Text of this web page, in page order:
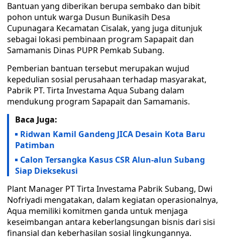
Bantuan yang diberikan berupa sembako dan bibit
pohon untuk warga Dusun Bunikasih Desa
Cupunagara Kecamatan Cisalak, yang juga ditunjuk
sebagai lokasi pembinaan program Sapapait dan
Samamanis Dinas PUPR Pemkab Subang.
Pemberian bantuan tersebut merupakan wujud
kepedulian sosial perusahaan terhadap masyarakat,
Pabrik PT. Tirta Investama Aqua Subang dalam
mendukung program Sapapait dan Samamanis.
Baca Juga:
Ridwan Kamil Gandeng JICA Desain Kota Baru
Patimban
Calon Tersangka Kasus CSR Alun-alun Subang
Siap Dieksekusi
Plant Manager PT Tirta Investama Pabrik Subang, Dwi
Nofriyadi mengatakan, dalam kegiatan operasionalnya,
Aqua memiliki komitmen ganda untuk menjaga
keseimbangan antara keberlangsungan bisnis dari sisi
finansial dan keberhasilan sosial lingkungannya.